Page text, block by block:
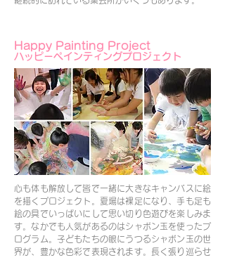
Happy Painting Project
ハッピーペインティングプロジェクト
心も体も解放して皆で一緒に大きなキャンバスに絵
を描くプロジェクト。夏場は裸足になり、手も足も
絵の具でいっぱいにして思い切り色遊びを楽しみま
す。なかでも人気があるのはシャボン玉を使ったプ
ログラム。子どもたちの眼にうつるシャボン玉の世
界が、豊かな色彩で表現されます。長く張り巡らせ